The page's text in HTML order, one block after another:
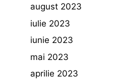
august 2023
iulie 2023
iunie 2023
mai 2023
aprilie 2023